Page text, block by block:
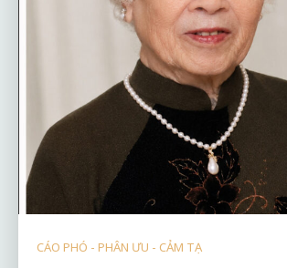
CÁO PHÓ - PHÂN ƯU - CẢM TẠ